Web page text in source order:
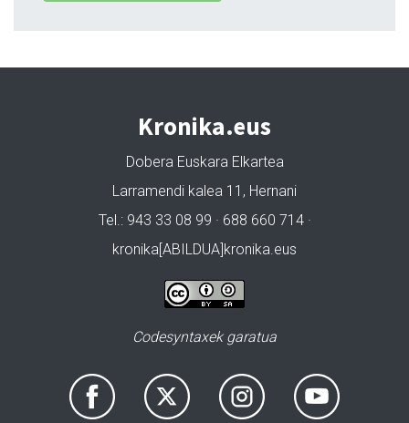
Kronika.eus
Dobera Euskara Elkartea
Larramendi kalea 11, Hernani
Tel.: 943 33 08 99 · 688 660 714 ·
kronika[ABILDUA]kronika.eus
Codesyntaxek garatua